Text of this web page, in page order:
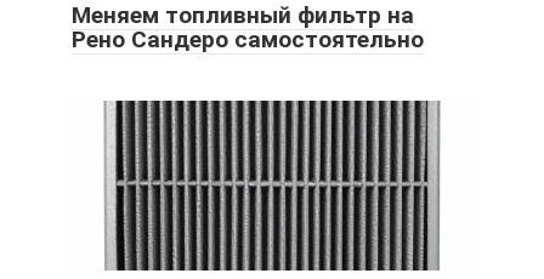
Меняем топливный фильтр на
Рено Сандеро самостоятельно